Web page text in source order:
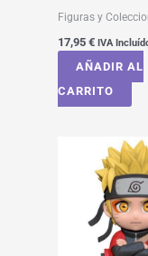
Figuras y
17,95 € IVA
AÑADIR AL
CARRITO